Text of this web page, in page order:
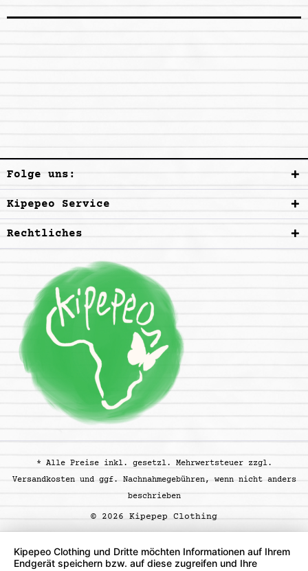
Folge uns:
Kipepeo Service
Rechtliches
* Alle Preise inkl. gesetzl. Mehrwertsteuer zzgl.
Versandkostenund ggf. Nachnahmegebühren, wenn nicht anders
beschrieben
© 2026 Kipepep Clothing
Kipepeo Clothing und Dritte möchten Informationen auf Ihrem
Endgerät speichern bzw. auf diese zugreifen und Ihre